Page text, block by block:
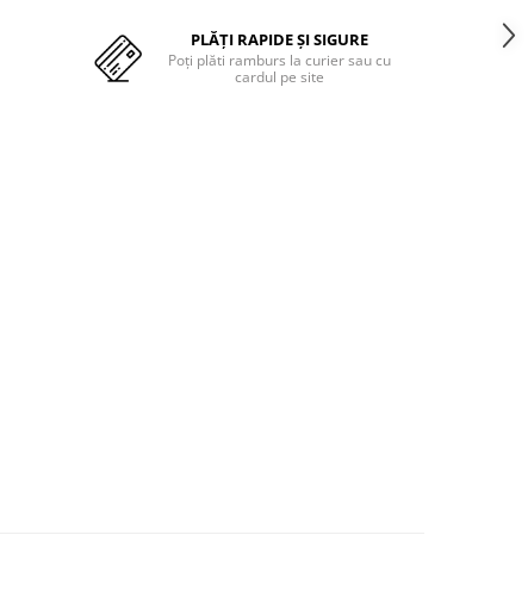
PLĂȚI RAPIDE ȘI SIGURE
Poți plăti ramburs la curier sau cu
cardul pe site